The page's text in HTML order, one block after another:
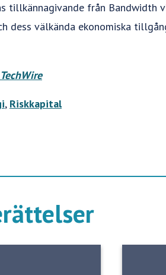
tillkännagivande från Bandwidth
välkända ekonomiska
, Riskkapital